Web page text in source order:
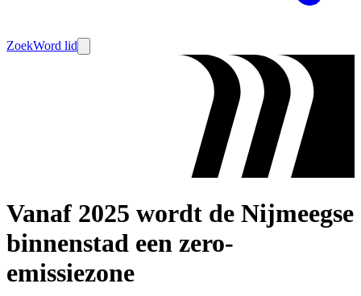
ZoekWord lid
Vanaf 2025 wordt de Nijmeegse
binnenstad een zero-
emissiezone